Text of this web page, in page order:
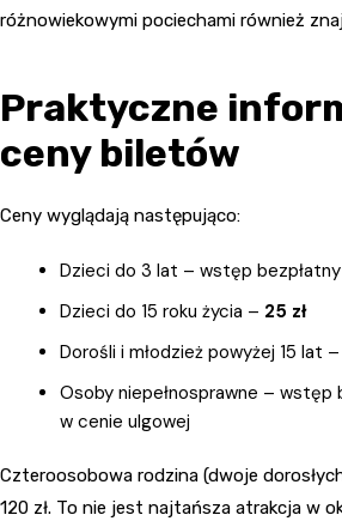
różnowiekowymi pociechami również
Praktyczne
ceny biletów
Ceny wyglądają następująco:
Dzieci do 3 lat – wstęp bezpłatny
Dzieci do 15 roku życia – 25 zł
Dorośli i młodzież powyżej 15 lat –
Osoby niepełnosprawne – wstęp
w cenie ulgowej
Czteroosobowa rodzina (dwoje
120 zł. To nie jest najtańsza atrakcja w